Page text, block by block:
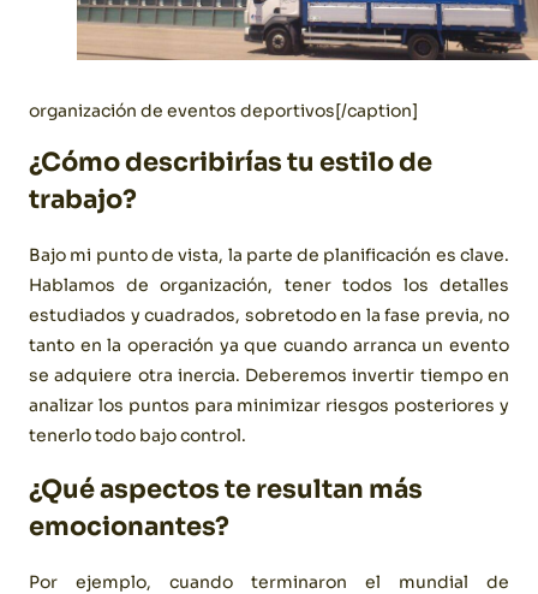
organización de eventos deportivos[/caption]
¿Cómo describirías tu estilo de
trabajo?
Bajo mi punto de vista, la parte de planificación es clave.
Hablamos de organización, tener todos los detalles
estudiados y cuadrados, sobretodo en la fase previa, no
tanto en la operación ya que cuando arranca un evento
se adquiere otra inercia. Deberemos invertir tiempo en
analizar los puntos para minimizar riesgos posteriores y
tenerlo todo bajo control.
¿Qué aspectos te resultan más
emocionantes?
Por ejemplo, cuando terminaron el mundial de